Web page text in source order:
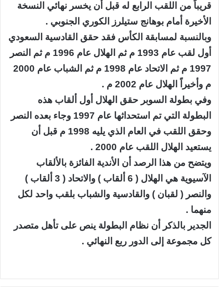
قريباً من اللقب الرابع له قبل أن يخسر نهائي النسخة
الأخيرة أمام بوهانج ستيلرز الكوري الجنوبي .
وبالنسبة لمسابقة الكأس فقد حقق القادسية السعودي
أول لقب عام 1993 م ثم الهلال عام 1996 م ثم النصر
1997 م ثم الاتحاد عام 1998 م ثم الشباب عام 2000
م وأخيراً الهلال عام 2002 م .
وفي بطولة السوبر حقق الهلال أول ألقاب هذه
البطولة التي تم استحداثها عام 1997 وجاء بعده النصر
وحقق اللقب في العام الذي يليه 1998 م قبل أن
يستعيد الهلال اللقب عام 2000 .
ويتضح من هذا الرصد أن الأندية الفائزة بالألقاب
الآسيوية هي الهلال ( 6 ألقاب ) والاتحاد ( 3 ألقاب )
والنصر ( لقبان ) والقادسية والشباب بلقب واحد لكل
منهما .
الجدير بالذكر أن نظام البطولة ينص على تأهل متصدر
كل مجموعة إلى الدور ربع النهائي .